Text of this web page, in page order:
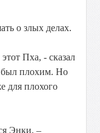
о злых делах.
Пха, - сказал
был плохим. Но
для плохого
Энки. –